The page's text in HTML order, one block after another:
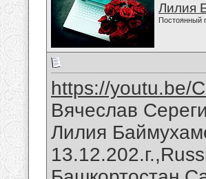
Лилия
Постоянный
https://youtu.be/
Вячеслав
Лилия